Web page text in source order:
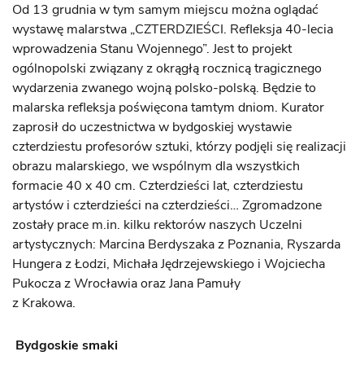
Od 13 grudnia w tym samym miejscu można oglądać
wystawę malarstwa „CZTERDZIEŚCI. Refleksja 40-lecia
wprowadzenia Stanu Wojennego”. Jest to projekt
ogólnopolski związany z okrągłą rocznicą tragicznego
wydarzenia zwanego wojną polsko-polską. Będzie to
malarska refleksja poświęcona tamtym dniom. Kurator
zaprosił do uczestnictwa w bydgoskiej wystawie
czterdziestu profesorów sztuki, którzy podjęli się realizacji
obrazu malarskiego, we wspólnym dla wszystkich
formacie 40 x 40 cm. Czterdzieści lat, czterdziestu
artystów i czterdzieści na czterdzieści… Zgromadzone
zostały prace m.in. kilku rektorów naszych Uczelni
artystycznych: Marcina Berdyszaka z Poznania, Ryszarda
Hungera z Łodzi, Michała Jędrzejewskiego i Wojciecha
Pukocza z Wrocławia oraz Jana Pamuły
z Krakowa.
Bydgoskie smaki